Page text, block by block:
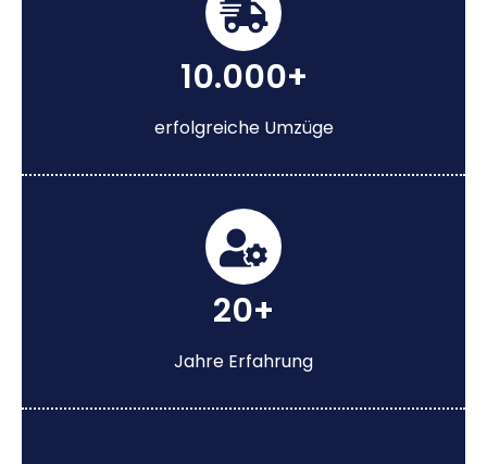
10.000+
erfolgreiche Umzüge
20+
Jahre Erfahrung